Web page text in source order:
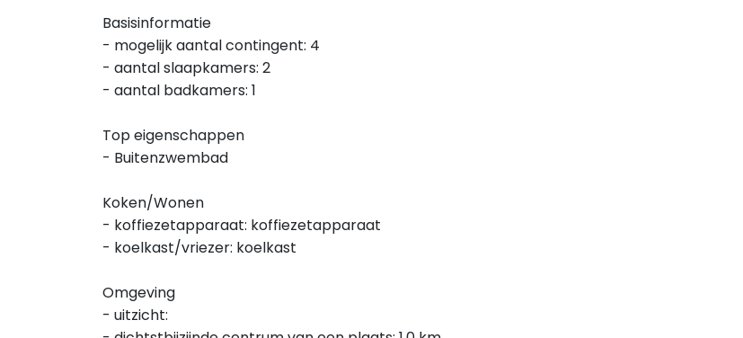
Basisinformatie
- mogelijk aantal contingent: 4
- aantal slaapkamers: 2
- aantal badkamers: 1
Top eigenschappen
- Buitenzwembad
Koken/Wonen
- koffiezetapparaat: koffiezetapparaat
- koelkast/vriezer: koelkast
Omgeving
- uitzicht: